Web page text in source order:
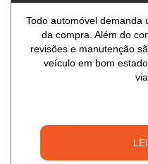
Todo automóvel demanda
da compra. Além do
revisões e manutenção
veículo em bom